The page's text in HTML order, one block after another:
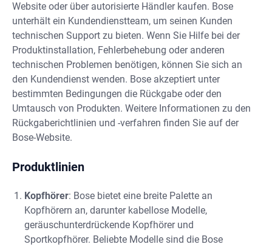
Website oder über autorisierte Händler kaufen. Bose
unterhält ein Kundendienstteam, um seinen Kunden
technischen Support zu bieten. Wenn Sie Hilfe bei der
Produktinstallation, Fehlerbehebung oder anderen
technischen Problemen benötigen, können Sie sich an
den Kundendienst wenden. Bose akzeptiert unter
bestimmten Bedingungen die Rückgabe oder den
Umtausch von Produkten. Weitere Informationen zu den
Rückgaberichtlinien und -verfahren finden Sie auf der
Bose-Website.
Produktlinien
Kopfhörer: Bose bietet eine breite Palette an
Kopfhörern an, darunter kabellose Modelle,
geräuschunterdrückende Kopfhörer und
Sportkopfhörer. Beliebte Modelle sind die Bose